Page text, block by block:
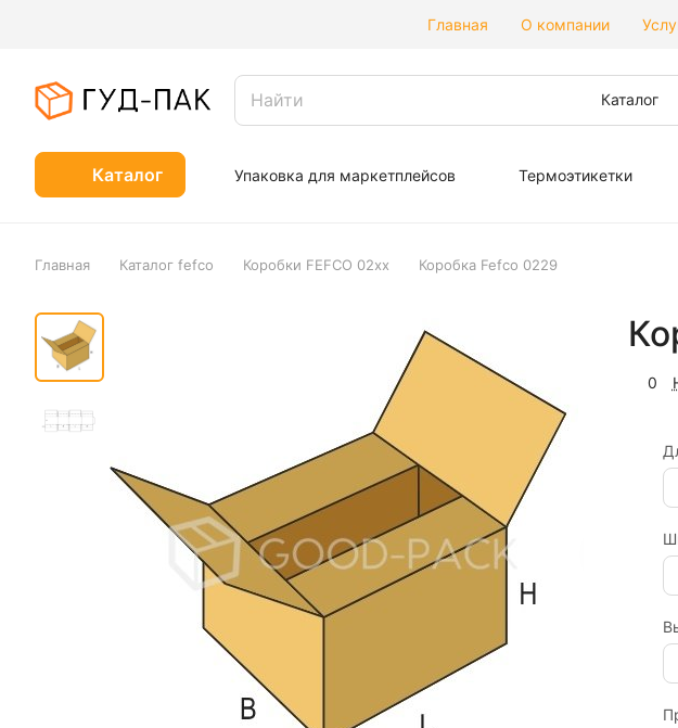
Главная О компании
Каталог
Каталог Упаковка для маркетплейсов Термоэтикетки
Главная Каталог fefco Коробки FEFCO 02xx Коробка Fefco 0229
0